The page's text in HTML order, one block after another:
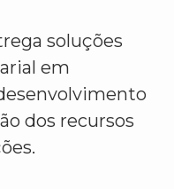
soluções
em
dos recursos